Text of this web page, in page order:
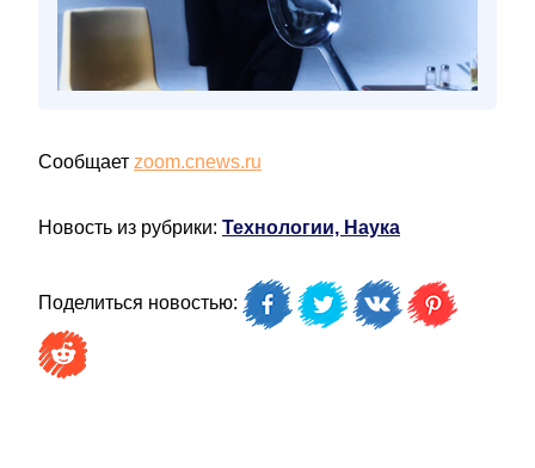
Сообщает zoom.cnews.ru
Новость из рубрики: Технологии, Наука
Поделиться новостью: